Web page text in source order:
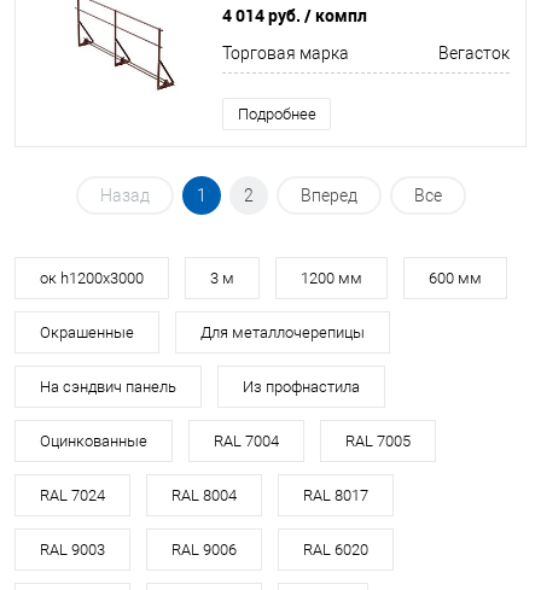
90см) Неоцинков+порошковый
4 014 руб. / компл
Торговая марка Вегасток
Подробнее
Назад 1 2 Вперед Все
ок h1200х3000 3 м 1200 мм 600 мм
Окрашенные Для металлочерепицы
На сэндвич панель Из профнастила
Оцинкованные RAL 7004 RAL 7005
RAL 7024 RAL 8004 RAL 8017
RAL 9003 RAL 9006 RAL 6020